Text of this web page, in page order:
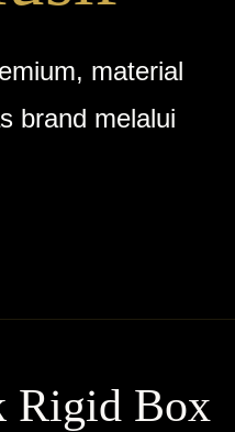
material
brand melalui
Rigid Box